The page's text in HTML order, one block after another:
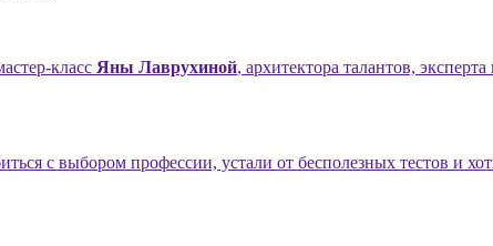
класс Яны Лаврухиной, архитектора талантов,
с выбором профессии, устали от бесполезных тестов и